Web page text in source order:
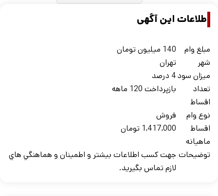
اطلاعات این آگهی
مبلغ وام
140 میلیون تومان
شهر
تهران
ميزان سود4 درصد
تعداد
اقساط
بازپرداخت 120 ماهه
نوع وام
فروش
اقساط
ماهيانه
1,417,000 تومان
توضيحات جهت کسب اطلاعات بيشتر و اطمينان و هماهنگي هاي
لازم تماس بگيريد.